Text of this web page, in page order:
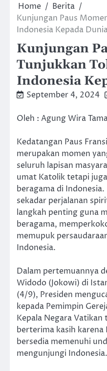
Home
Berita
Kunjungan Paus
Indonesia Kepada
Kunjungan
Tunjukkan
Indonesia
September 4, 2024
Oleh : Agung Wira
Kedatangan Paus
merupakan momen
seluruh lapisan
umat Katolik tetapi
beragama di
sekadar perjalanan
langkah penting guna
beragama,
memupuk
Indonesia.
Dalam pertemuannya
Widodo (Jokowi) di
(4/9), Presiden
kepada Pemimpin
Kepala Negara Vatikan
berterima kasih karena
bersedia memenuhi
mengunjungi Indonesia.